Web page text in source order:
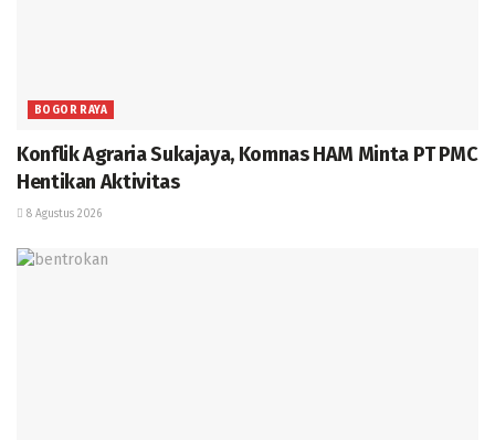
BOGOR RAYA
Konflik Agraria Sukajaya, Komnas HAM Minta PT PMC
Hentikan Aktivitas
8 Agustus 2026